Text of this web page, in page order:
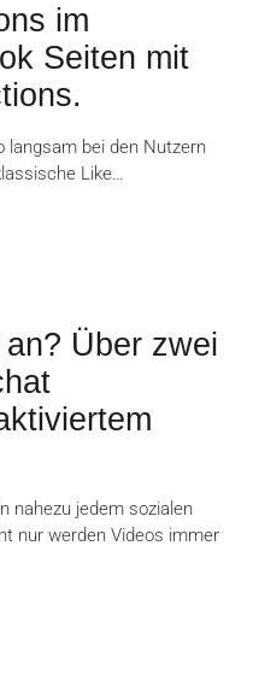
im
Seiten mit
langsam bei den Nutzern
Like…
Über zwei
nahezu jedem sozialen
nur werden Videos immer